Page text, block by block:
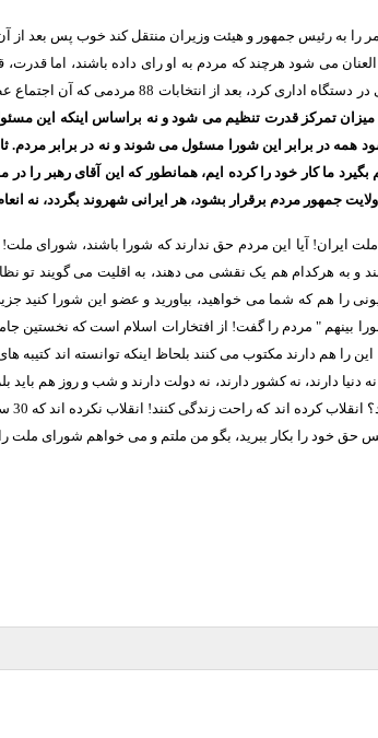
را به رئیس جمهور و هیئت وزیران منتقل کند خوب پس بعد از
می شود هرچند که مردم به او رای داده باشند، اما
دستگاه اداری کرد، بعد از انتخابات 88 مردمی که آن اجتماع
تمرکز قدرت تنظیم می شود و نه براساس اینکه این
همه در برابر این شورا مسئول می شوند و نه در برابر مردم.
ما کار خود را کرده ایم، همانطور که این آقای رهبر را
جمهور مردم برقرار بشود، هر ایرانی شهروند بگردد، نه
ایران! آیا این مردم حق ندارند که شورا باشند، شورای ملت
هرکدام هم یک نقشی می دهند، به اقلیت می گویند تو
را هم که شما می خواهید، بیاورید و عضو این شورا
بینهم " مردم را گفت! از افتخارات اسلام است که نخستین
را هم دارند مکتوب می کنند بلحاظ اینکه توانسته اند
دنیا دارند، نه کشور دارند، نه دولت دارند و شب و روز هم باید
کرده اند که راحت زندگی کنند ! انقلاب نکرده اند که 30
خود را بکار ببرید، بگو من ملتم و می خواهم شورای ملت